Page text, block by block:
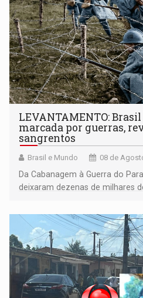
LEVANTAMENTO:
marcada por guerras,
sangrentos
Brasil e Mundo 08 de
Da Cabanagem à Guerra do
deixaram dezenas de milhares
territoriais e sociais